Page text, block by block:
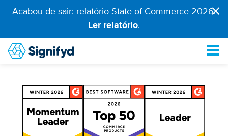
Acabou de sair: relatório State of Commerce 2026.
Ler relatório.
×